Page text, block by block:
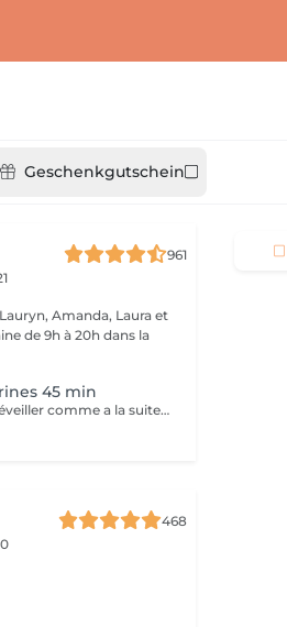
Geschenkgutschein
961
Amanda, Laura et
de 9h à 20h dans la
45 min
Vous sentez votre corps et votre esprit s éveiller comme a la suite d un bain dans l OCEAN. Vous vous tonicité et leur confort. sentez légère et revitalisée. Vos jambes retrouvent leur tonicité et leur confort
468